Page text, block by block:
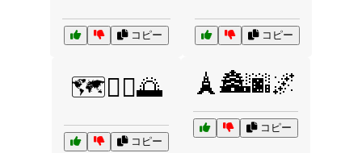
コピー コピー
🗺️🧘‍♂️🌅
コピー
🗼🏯🌆🌌
コピー